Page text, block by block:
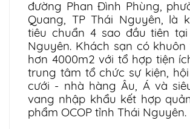
đường Phan Đình Phùng,
Quang, TP Thái Nguyên, là
tiêu chuẩn 4 sao đầu tiên
Nguyên. Khách sạn có
hơn 4000m2 với tổ hợp tiện
trung tâm tổ chức sự kiện,
cưới - nhà hàng Âu, Á và
vang nhập khẩu kết hợp
phẩm OCOP tỉnh Thái